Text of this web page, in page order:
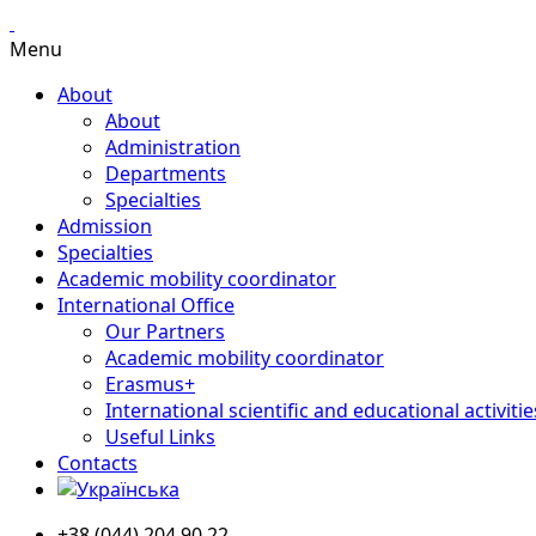
Menu
About
About
Administration
Departments
Specialties
Admission
Specialties
Academic mobility coordinator
International Office
Our Partners
Academic mobility coordinator
Erasmus+
International scientific and educational
Useful Links
Contacts